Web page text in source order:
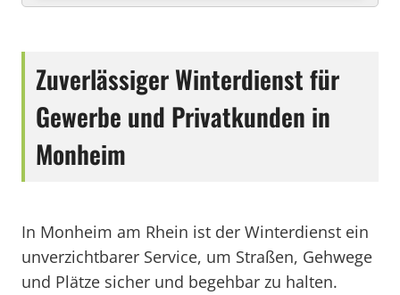
Zuverlässiger Winterdienst für
Gewerbe und Privatkunden in
Monheim
In Monheim am Rhein ist der Winterdienst ein
unverzichtbarer Service, um Straßen, Gehwege
und Plätze sicher und begehbar zu halten.